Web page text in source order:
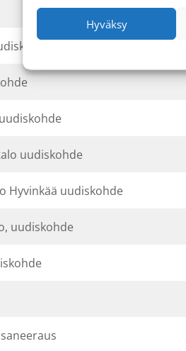
Hyväksy
uudiskohde
Hyvinkää uudiskohde
uudiskohde